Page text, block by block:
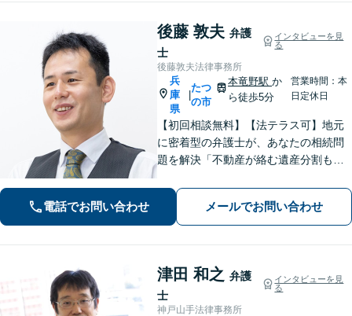
後藤 敦夫 弁護
士
インタビューを見
る
後藤敦夫法律事務所
兵
庫
県
たつ
の市
本竜野駅か
ら徒歩5分
営業時間：本
日定休日
【初回相談無料】【法テラス可】地元
に密着型の弁護士が、あなたの相続問
題を解決「不動産が絡む遺産分割も的
が、オーダーメイドの解決策をご提案
「他の事務所で対応できなかった自己
破産もご相談ください」【本竜野駅5
分】
電話でお問い合わせ メールでお問い合わせ
津田 和之 弁護
士
インタビューを見
る
神戸山手法律事務所